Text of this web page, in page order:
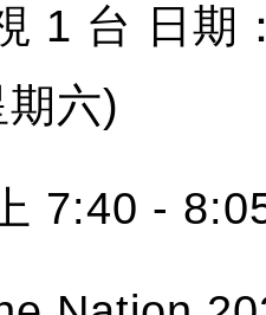
1 台 日期
六)
7:40 -